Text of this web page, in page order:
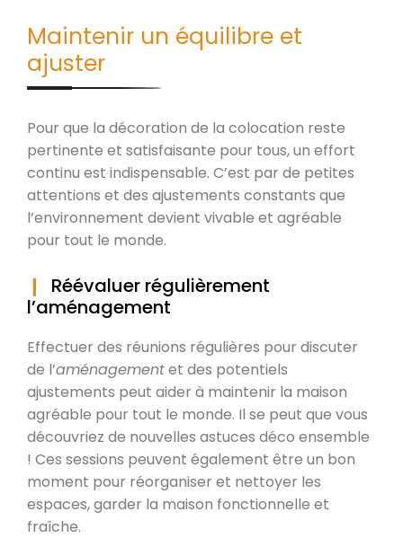
Maintenir un équilibre et
ajuster
Pour que la décoration de la colocation reste
pertinente et satisfaisante pour tous, un effort
continu est indispensable. C’est par de petites
attentions et des ajustements constants que
l’environnement devient vivable et agréable
pour tout le monde.
Réévaluer régulièrement
l’aménagement
Effectuer des réunions régulières pour discuter
de l’aménagementet des potentiels
ajustements peut aider à maintenir la maison
agréable pour tout le monde. Il se peut que vous
découvriez de nouvelles astuces déco ensemble
! Ces sessions peuvent également être un bon
moment pour réorganiser et nettoyer les
espaces, garder la maison fonctionnelle et
fraîche.